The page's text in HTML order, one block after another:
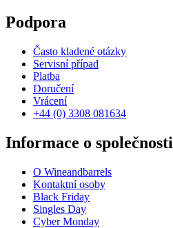
Podpora
Často kladené otázky
Servisní případ
Platba
Doručení
Vrácení
+44 (0) 3308 081634
Informace o společnosti
O Wineandbarrels
Kontaktní osoby
Black Friday
Singles Day
Cyber Monday